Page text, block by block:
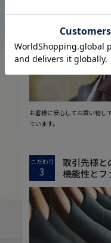
お客様に安心してお買い物し
ています。
こだわり
3
取引先様と
機能性とフ